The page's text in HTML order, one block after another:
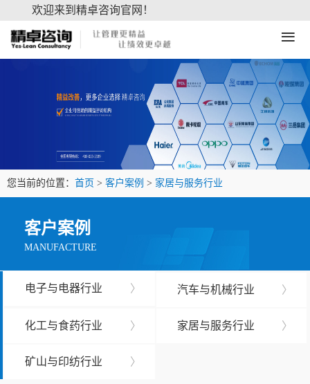
欢迎来到精卓咨询官网！
≡
您当前的位置： 首页 > 客户案例 > 家居与服务行业
客户案例
MANUFACTURE
电子与电器行业 〉 汽车与机械行业 〉
化工与食药行业 〉 家居与服务行业 〉
矿山与印纺行业 〉